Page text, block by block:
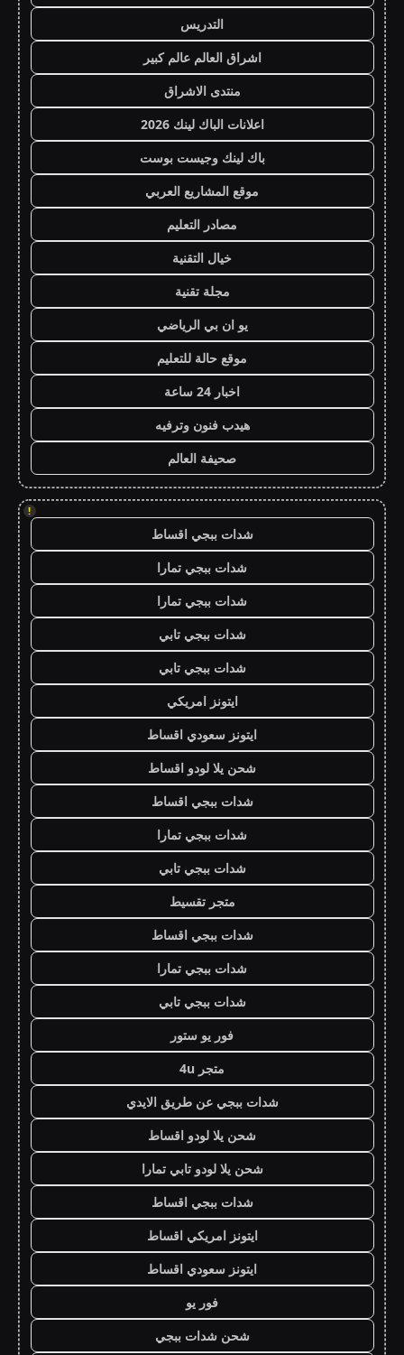
التدريس
اشراق العالم عالم كبير
منتدى الاشراق
اعلانات الباك لينك 2026
باك لينك وجيست بوست
موقع المشاريع العربي
مصادر التعليم
خيال التقنية
مجلة تقنية
يو ان بي الرياضي
موقع حالة للتعليم
اخبار 24 ساعة
هيدب فنون وترفيه
صحيفة العالم
!
شدات ببجي اقساط
شدات ببجي تمارا
شدات ببجي تمارا
شدات ببجي تابي
شدات ببجي تابي
ايتونز امريكي
ايتونز سعودي اقساط
شحن يلا لودو اقساط
شدات ببجي اقساط
شدات ببجي تمارا
شدات ببجي تابي
متجر تقسيط
شدات ببجي اقساط
شدات ببجي تمارا
شدات ببجي تابي
فور يو ستور
متجر 4u
شدات ببجي عن طريق الايدي
شحن يلا لودو اقساط
شحن يلا لودو تابي تمارا
شدات ببجي اقساط
ايتونز امريكي اقساط
ايتونز سعودي اقساط
فور يو
شحن شدات ببجي